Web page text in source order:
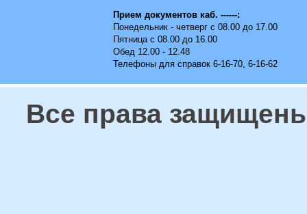
Прием документов каб. ------:
Понедельник - четверг с 08.00 до 17.00
Пятница с 08.00 до 16.00
Обед 12.00 - 12.48
Телефоны для справок 6-16-70, 6-16-62
Все права